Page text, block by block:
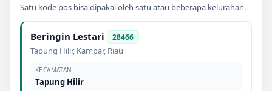
Satu kode pos bisa dipakai oleh satu atau beberapa kelurahan.
Beringin Lestari 28466
Tapung Hilir, Kampar, Riau
KECAMATAN
Tapung Hilir